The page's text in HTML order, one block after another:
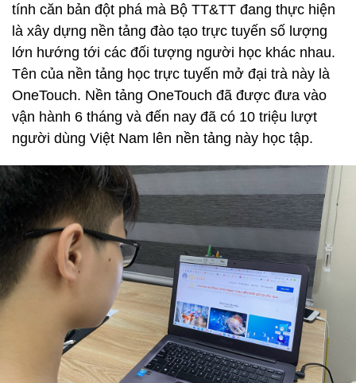
tính căn bản đột phá mà Bộ TT&TT đang thực hiện
là xây dựng nền tảng đào tạo trực tuyến số lượng
lớn hướng tới các đối tượng người học khác nhau.
Tên của nền tảng học trực tuyến mở đại trà này là
OneTouch. Nền tảng OneTouch đã được đưa vào
vận hành 6 tháng và đến nay đã có 10 triệu lượt
người dùng Việt Nam lên nền tảng này học tập.